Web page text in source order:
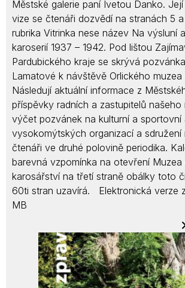
Městské galerie paní Ivetou Danko.
vize se čtenáři dozvědí na stranách 5
rubrika Vitrinka nese název Na výsluní
karoserií 1937 – 1942. Pod lištou
Pardubického kraje se skrývá
Lamatové k návštěvě Orlického muzea
Následují aktuální informace z
příspěvky radních a zastupitelů našeho
výčet pozvánek na kulturní a sportovní
vysokomýtských organizací a sdružení
čtenáři ve druhé polovině periodika.
barevná vzpomínka na otevření Muzea
karosářství na třetí straně obálky toto
60ti stran uzavírá. Elektronická verze
MB